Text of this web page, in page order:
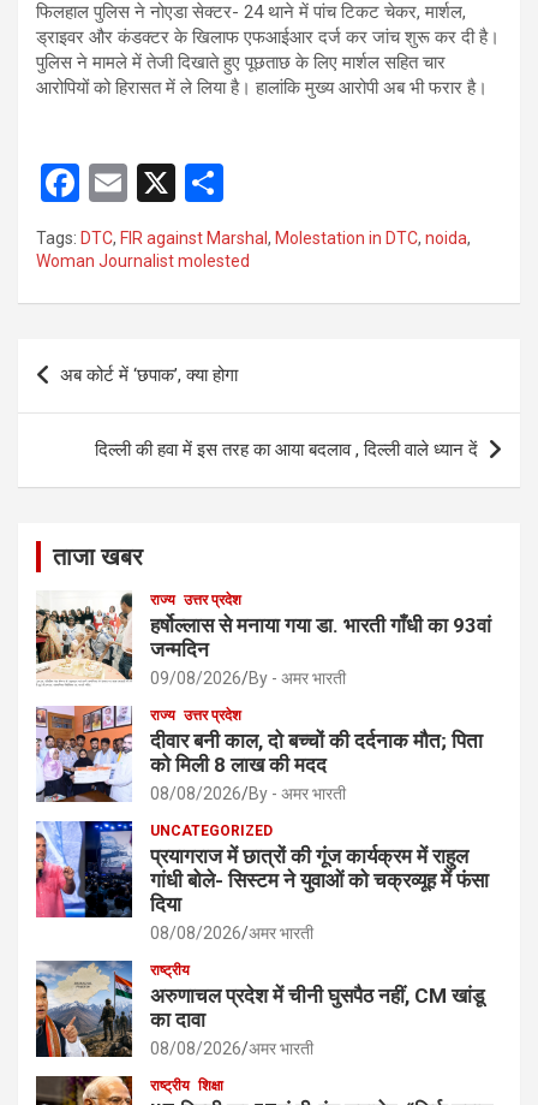
फिलहाल पुलिस ने नोएडा सेक्टर- 24 थाने में पांच टिकट चेकर, मार्शल,
ड्राइवर और कंडक्टर के खिलाफ एफआईआर दर्ज कर जांच शुरू कर दी है।
पुलिस ने मामले में तेजी दिखाते हुए पूछताछ के लिए मार्शल सहित चार
आरोपियों को हिरासत में ले लिया है। हालांकि मुख्य आरोपी अब भी फरार है।
F
a
ce
b
o
k
E
m
ail
X
ar
e
Tags: DTC, FIR against Marshal , Molestation in DTC, noida,
Woman Journalist molested
Post
navigation
अब कोर्ट में ‘छपाक’, क्या होगा
दिल्ली की हवा में इस तरह का आया बदलाव , दिल्ली वाले ध्यान दें
ताजा खबर
राज्य उत्तर प्रदेश
हर्षोल्लास से मनाया गया डा. भारती गाँधी का 93वां
जन्मदिन
09/08/2026 By - अमर भारती
राज्य उत्तर प्रदेश
दीवार बनी काल, दो बच्चों की दर्दनाक मौत; पिता
को मिली 8 लाख की मदद
08/08/2026 By - अमर भारती
UNCATEGORIZED
प्रयागराज में छात्रों की गूंज कार्यक्रम में राहुल
गांधी बोले- सिस्टम ने युवाओं को चक्रव्यूह में फंसा
दिया
08/08/2026 अमर भारती
राष्ट्रीय
अरुणाचल प्रदेश में चीनी घुसपैठ नहीं, CM खांडू
का दावा
08/08/2026 अमर भारती
राष्ट्रीय शिक्षा